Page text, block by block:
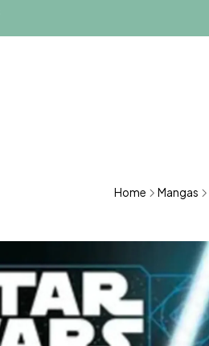
Home Mangas